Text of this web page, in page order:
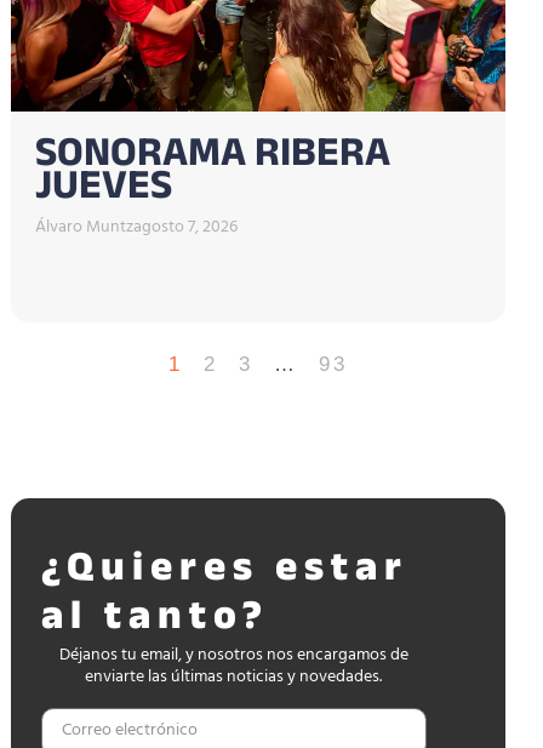
SONORAMA RIBERA
JUEVES
Álvaro Muntzagosto 7, 2026
1 2 3 … 93
¿Quieres estar
al tanto?
Déjanos tu email, y nosotros nos encargamos de
enviarte las últimas noticias y novedades.